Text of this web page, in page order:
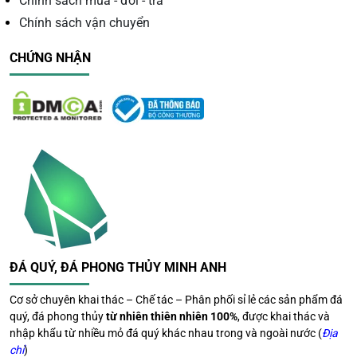
✅ Đá thạch anh vàngtự nhiên 100%
không nhuộm màu
✅ Chế tácthủ công tinh xảo
tự nhiên
không gian
✅Giao hàng toàn quốc
nguyên vẹn
Bảo hành năng lượng trọn đời
lượng tận nơi nếu cần
Đặt hàng & tư vấn ngay hôm nay:
📞Hotline: 0966 581 393
📍
Chính sách vận chuyển
CHỨNG NHẬN
ĐÁ QUÝ, ĐÁ PHONG THỦY MINH ANH
Cơ sở chuyên khai thác – Chế tác – Phân phối sỉ lẻ các sản phẩm đá
quý, đá phong thủytừ nhiên thiên nhiên 100%, được khai thác và
nhập khẩu từ nhiều mỏ đá quý khác nhau trong và ngoài nước (Địa
chỉ)